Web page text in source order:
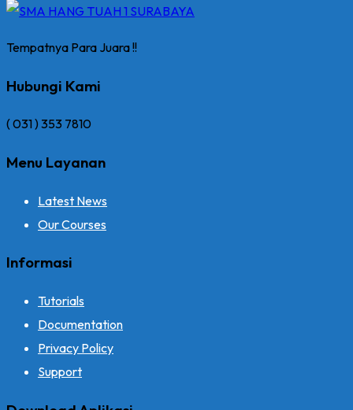
Tempatnya Para Juara !!
Hubungi Kami
( 031 ) 353 7810
Menu Layanan
Latest News
Our Courses
Informasi
Tutorials
Documentation
Privacy Policy
Support